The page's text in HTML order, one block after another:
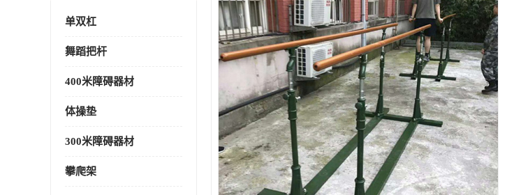
单双杠
舞蹈把杆
400米障碍器材
体操垫
300米障碍器材
攀爬架